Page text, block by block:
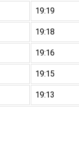
19:19
19:18
19:16
19:15
19:13